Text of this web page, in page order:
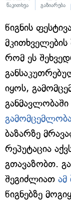
წაკითხვა გაზიარება
წიგნის
რომ ეს
იყოს,
განმავლობაში
ბაზარზე
რეპუტაცია
გთავაზობთ.
შეგიძლიათ ამ
წიგნებზე